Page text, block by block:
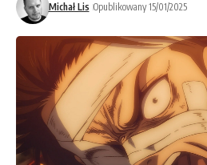
Michał Lis Opublikowany 15/01/2025